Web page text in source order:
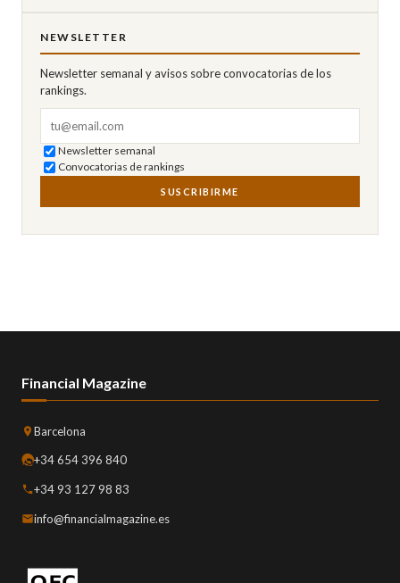
NEWSLETTER
Newsletter semanal y avisos sobre convocatorias de los
rankings.
Newsletter semanal
Convocatorias de rankings
SUSCRIBIRME
Financial Magazine
Barcelona
+34 654 396 840
+34 93 127 98 83
info@financialmagazine.es